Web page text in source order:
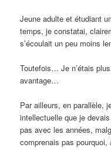
Jeune adulte et étudiant
temps, je constatai,
s’écoulait un peu moins
Toutefois… Je n’étais
avantage…
Par ailleurs, en parallèle,
intellectuelle que je
pas avec les années,
comprenais pas pourquoi,